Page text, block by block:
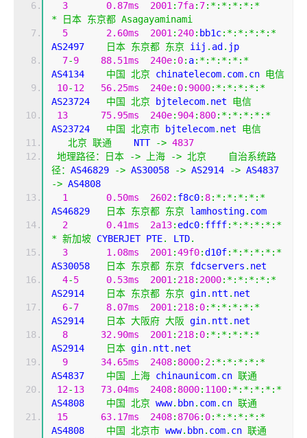
3
0.87ms 2001 : 7fa: 7:*:*:*:*:*
*
日本 东京都 Asagayaminami
5
2.60ms 2001 : 240: bb1c:*:*:*:*:*
AS2497
日本 东京都 东京 iij . ad . jp
7-9 88.51ms 240e: 0: a:*:*:*:*:*
AS4134 中国 北京 chinatelecom. com. cn 电信
10-12 56.25ms 240e: 0: 9000:*:*:*:*:*
AS23724 中国 北京 bjtelecom. net 电信
13
75.95ms 240e: 904: 800:*:*:*:*:*
AS23724 中国 北京市 bjtelecom. net 电信
北京 联通
    NTT
-> 4837
地理路径：日本
-> 上海 -> 北京
自治系统路
径： AS46829 -> AS30058 -> AS2914 ->
-> AS4808
1
0.50ms 2602: f8c0: 8:*:*:*:*:*
AS46829
日本 东京都 东京 lamhosting. com
2
0.41ms 2a13: edc0: ffff:*:*:*:*:*
* 新加坡 CYBERJET PTE. LTD.
3
1.08ms 2001 :49f0:d10f:*:*:*:*:*
AS30058
日本 东京都 东京 fdcservers . net
4-5 0.53ms 2001 : 218: 2000:*:*:*:*:*
AS2914
日本 东京都 东京 gin. ntt . net
6-7 8.07ms 2001 : 218: 0:*:*:*:*:*
AS2914
日本 大阪府 大阪 gin. ntt . net
8
32.90ms 2001 : 218: 0:*:*:*:*:*
AS2914
日本 gin. ntt . net
9
34.65ms 2408: 8000: 2:*:*:*:*:*
AS4837 中国 上海 chinaunicom. cn 联通
12-13 73.04ms 2408: 8000: 1100:*:*:*:*:*
AS4808 中国 北京 www. bbn. com. cn 联通
15
63.17ms 2408: 8706: 0:*:*:*:*:*
AS4808 中国 北京市 www. bbn. com. cn 联通